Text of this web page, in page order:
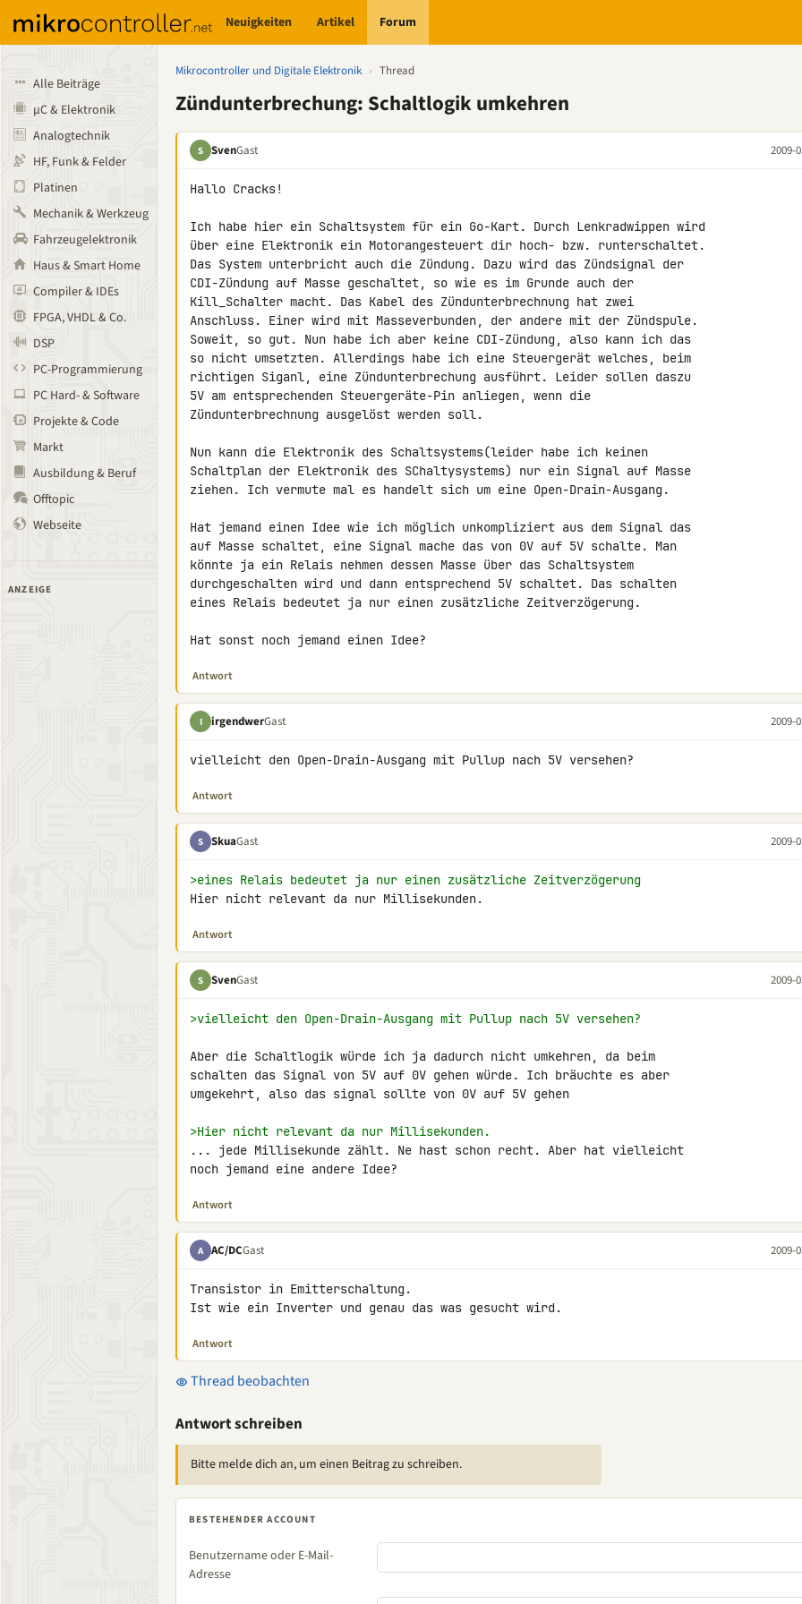
Neuigkeiten Artikel Forum
Alle Beiträge
µC & Elektronik
Analogtechnik
HF, Funk & Felder
Platinen
Mechanik & Werkzeug
Fahrzeugelektronik
Haus & Smart Home
Compiler & IDEs
FPGA, VHDL & Co.
DSP
PC-Programmierung
PC Hard- & Software
Projekte & Code
Markt
Ausbildung & Beruf
Offtopic
Webseite
ANZEIGE
Mikrocontroller und Digitale Elektronik › Thread
Zündunterbrechung: Schaltlogik umkehren
S SvenGast 2009-
Hallo Cracks!
Ich habe hier ein Schaltsystem für ein Go-Kart. Durch Lenkradwippen wird
über eine Elektronik ein Motorangesteuert dir hoch- bzw. runterschaltet.
Das System unterbricht auch die Zündung. Dazu wird das Zündsignal der
CDI-Zündung auf Masse geschaltet, so wie es im Grunde auch der
Kill_Schalter macht. Das Kabel des Zündunterbrechnung hat zwei
Anschluss. Einer wird mit Masseverbunden, der andere mit der Zündspule.
Soweit, so gut. Nun habe ich aber keine CDI-Zündung, also kann ich das
so nicht umsetzten. Allerdings habe ich eine Steuergerät welches, beim
richtigen Siganl, eine Zündunterbrechung ausführt. Leider sollen daszu
5V am entsprechenden Steuergeräte-Pin anliegen, wenn die
Zündunterbrechnung ausgelöst werden soll.
Nun kann die Elektronik des Schaltsystems(leider habe ich keinen
Schaltplan der Elektronik des SChaltysystems) nur ein Signal auf Masse
ziehen. Ich vermute mal es handelt sich um eine Open-Drain-Ausgang.
Hat jemand einen Idee wie ich möglich unkompliziert aus dem Signal das
auf Masse schaltet, eine Signal mache das von 0V auf 5V schalte. Man
könnte ja ein Relais nehmen dessen Masse über das Schaltsystem
durchgeschalten wird und dann entsprechend 5V schaltet. Das schalten
eines Relais bedeutet ja nur einen zusätzliche Zeitverzögerung.
Hat sonst noch jemand einen Idee?
Antwort
I irgendwerGast 2009-
vielleicht den Open-Drain-Ausgang mit Pullup nach 5V versehen?
Antwort
S SkuaGast 2009-
>eines Relais bedeutet ja nur einen zusätzliche Zeitverzögerung
Hier nicht relevant da nur Millisekunden.
Antwort
S SvenGast 2009-
>vielleicht den Open-Drain-Ausgang mit Pullup nach 5V versehen?
Aber die Schaltlogik würde ich ja dadurch nicht umkehren, da beim
schalten das Signal von 5V auf 0V gehen würde. Ich bräuchte es aber
umgekehrt, also das signal sollte von 0V auf 5V gehen
>Hier nicht relevant da nur Millisekunden.
... jede Millisekunde zählt. Ne hast schon recht. Aber hat vielleicht
noch jemand eine andere Idee?
Antwort
A AC/DCGast 2009-
Transistor in Emitterschaltung.
Ist wie ein Inverter und genau das was gesucht wird.
Antwort
Thread beobachten
Antwort schreiben
Bitte melde dich an, um einen Beitrag zu schreiben.
BESTEHENDER ACCOUNT
Benutzername oder E-Mail-
Adresse